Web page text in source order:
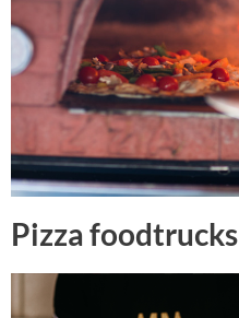
Pizza foodtrucks